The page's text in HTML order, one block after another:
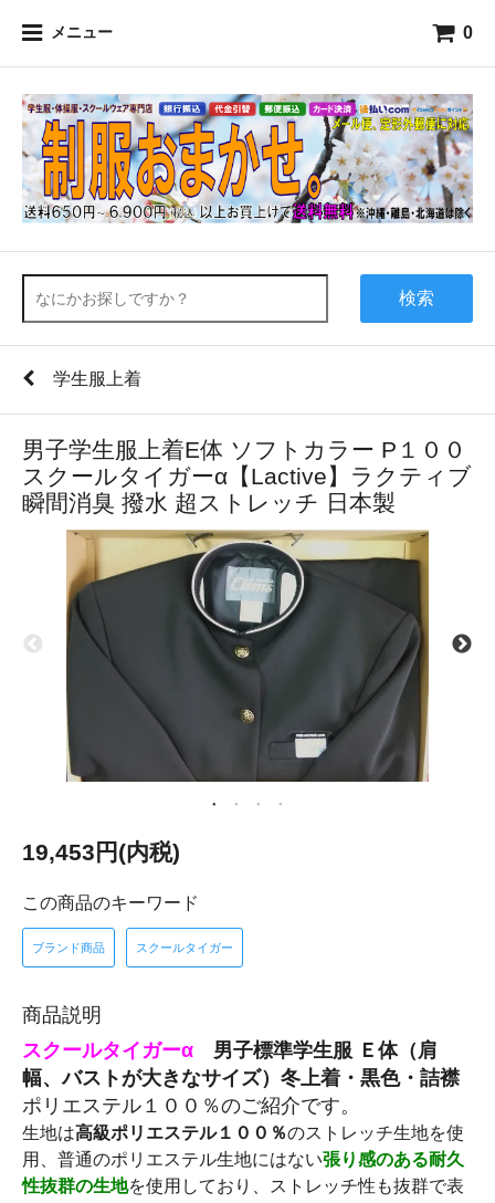
メニュー 0
検索
学生服上着
男子学生服上着E体 ソフトカラー P１００
スクールタイガーα【Lactive】ラクティブ
瞬間消臭 撥水 超ストレッチ 日本製
19,453円(内税)
この商品のキーワード
ブランド商品 スクールタイガー
商品説明
スクールタイガーα 男子標準学生服 Ｅ体（肩
幅、バストが大きなサイズ）冬上着・黒色・詰襟
ポリエステル１００％のご紹介です。
生地は高級ポリエステル１００％のストレッチ生地を使
用、普通のポリエステル生地にはない張り感のある耐久
性抜群の生地を使用しており、ストレッチ性も抜群で表